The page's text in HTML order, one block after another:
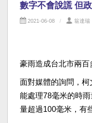
數字不會說謊 但
2021-06-08 翁達瑞
豪雨造成台北市兩百
面對媒體的詢問，柯
能處理78毫米的時
量超過100毫米，有